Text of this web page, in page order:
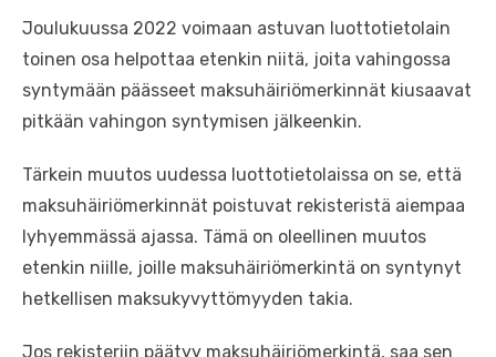
Joulukuussa 2022 voimaan astuvan luottotietolain
toinen osa helpottaa etenkin niitä, joita vahingossa
syntymään päässeet maksuhäiriömerkinnät kiusaavat
pitkään vahingon syntymisen jälkeenkin.
Tärkein muutos uudessa luottotietolaissa on se, että
maksuhäiriömerkinnät poistuvat rekisteristä aiempaa
lyhyemmässä ajassa. Tämä on oleellinen muutos
etenkin niille, joille maksuhäiriömerkintä on syntynyt
hetkellisen maksukyvyttömyyden takia.
Jos rekisteriin päätyy maksuhäiriömerkintä, saa sen